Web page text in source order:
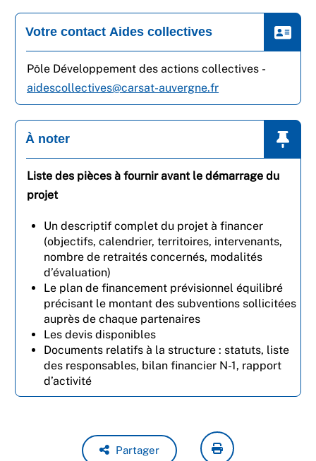
Votre contact Aides collectives
Pôle Développement des actions collectives -
aidescollectives@carsat-auvergne.fr
À noter
Liste des pièces à fournir avant le démarrage du
projet
Un descriptif complet du projet à financer
(objectifs, calendrier, territoires, intervenants,
nombre de retraités concernés, modalités
d’évaluation)
Le plan de financement prévisionnel équilibré
précisant le montant des subventions sollicitées
auprès de chaque partenaires
Les devis disponibles
Documents relatifs à la structure : statuts, liste
des responsables, bilan financier N-1, rapport
d’activité
Partager